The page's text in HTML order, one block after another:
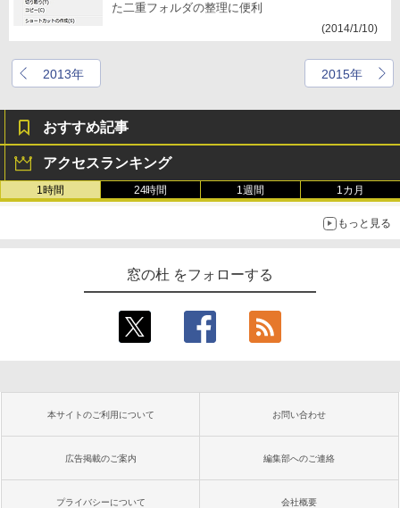
た二重フォルダの整理に便利
(2014/1/10)
2013年 2015年
おすすめ記事
アクセスランキング
1時間 24時間 1週間 1カ月
もっと見る
窓の杜 をフォローする
本サイトのご利用について お問い合わせ
広告掲載のご案内 編集部へのご連絡
プライバシーについて 会社概要